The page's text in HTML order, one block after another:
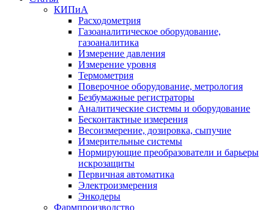
КИПиА
Расходометрия
Газоаналитическое оборудование,
газоаналитика
Измерение давления
Измерение уровня
Термометрия
Поверочное оборудование, метрология
Безбумажные регистраторы
Аналитические системы и оборудование
Бесконтактные измерения
Весоизмерение, дозировка, сыпучие
Измерительные системы
Нормирующие преобразователи и барьеры
искрозащиты
Первичная автоматика
Электроизмерения
Энкодеры
Фармпроизводство